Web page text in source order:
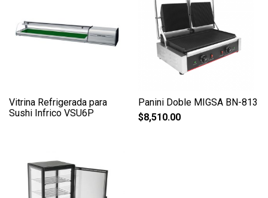
Vitrina Refrigerada para
Sushi Infrico VSU6P
Panini Doble MIGSA BN-813
$8,510.00